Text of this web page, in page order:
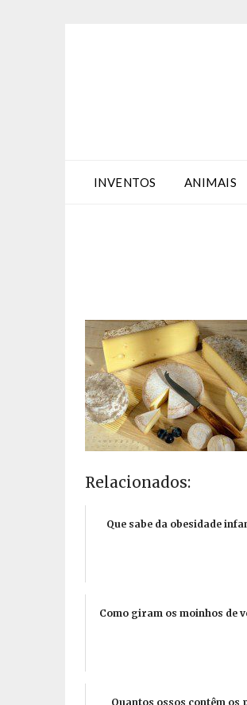
INVENTOS ANIMAIS
Relacionados:
Que sabe da obesidade
Como giram os moinhos de
Quantos ossos contêm os